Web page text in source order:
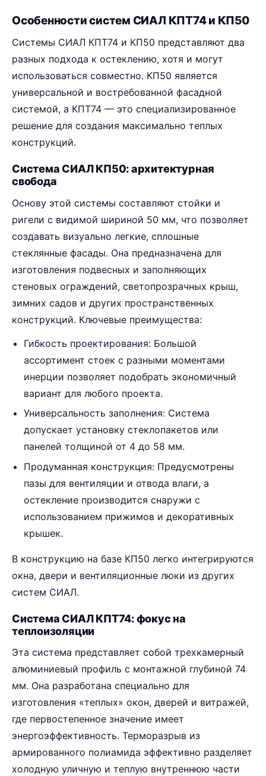
Особенности систем СИАЛ КПТ74 и КП50
Системы СИАЛ КПТ74 и КП50 представляют два
разных подхода к остеклению, хотя и могут
использоваться совместно. КП50 является
универсальной и востребованной фасадной
системой, а КПТ74 — это специализированное
решение для создания максимально теплых
конструкций.
Система СИАЛ КП50: архитектурная
свобода
Основу этой системы составляют стойки и
ригели с видимой шириной 50 мм, что позволяет
создавать визуально легкие, сплошные
стеклянные фасады. Она предназначена для
изготовления подвесных и заполняющих
стеновых ограждений, светопрозрачных крыш,
зимних садов и других пространственных
конструкций. Ключевые преимущества:
Гибкость проектирования: Большой
ассортимент стоек с разными моментами
инерции позволяет подобрать экономичный
вариант для любого проекта.
Универсальность заполнения: Система
допускает установку стеклопакетов или
панелей толщиной от 4 до 58 мм.
Продуманная конструкция: Предусмотрены
пазы для вентиляции и отвода влаги, а
остекление производится снаружи с
использованием прижимов и декоративных
крышек.
В конструкцию на базе КП50 легко интегрируются
окна, двери и вентиляционные люки из других
систем СИАЛ.
Система СИАЛ КПТ74: фокус на
теплоизоляции
Эта система представляет собой трехкамерный
алюминиевый профиль с монтажной глубиной 74
мм. Она разработана специально для
изготовления «теплых» окон, дверей и витражей,
где первостепенное значение имеет
энергоэффективность. Терморазрыв из
армированного полиамида эффективно разделяет
холодную уличную и теплую внутреннюю части